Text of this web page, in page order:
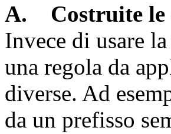
A. Costruite le
Invece di usare
una regola da
diverse. Ad
da un prefisso